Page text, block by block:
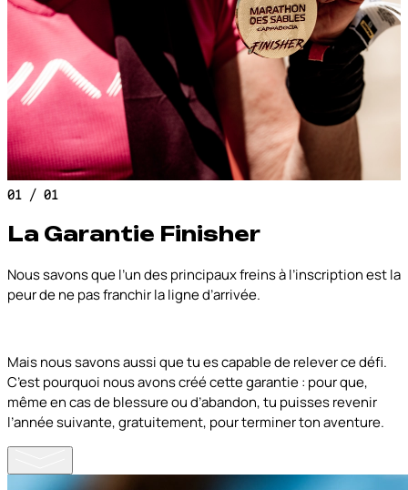
01 / 01
La Garantie Finisher
Nous savons que l’un des principaux freins à l’inscription est la
peur de ne pas franchir la ligne d’arrivée.
Mais nous savons aussi que tu es capable de relever ce défi.
C’est pourquoi nous avons créé cette garantie : pour que,
même en cas de blessure ou d’abandon, tu puisses revenir
l’année suivante, gratuitement, pour terminer ton aventure.